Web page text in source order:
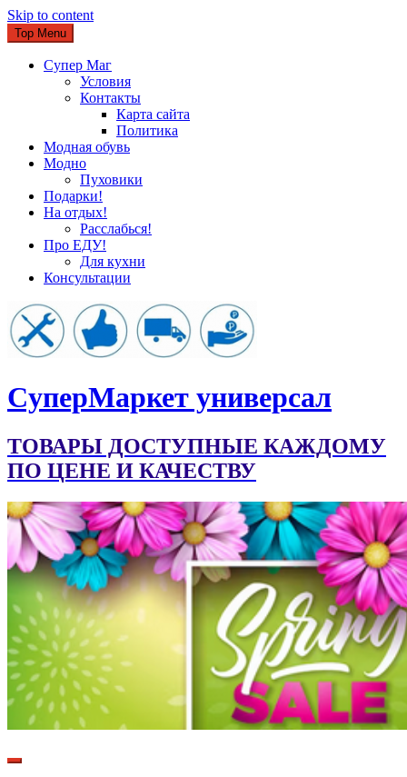
Skip to content
Top Menu
Супер Маг
Условия
Контакты
Карта сайта
Политика
Модная обувь
Модно
Пуховики
Подарки!
На отдых!
Расслабься!
Про ЕДУ!
Для кухни
Консультации
CуперМаркет универсал
ТОВАРЫ ДОСТУПНЫЕ КАЖДОМУ
ПО ЦЕНЕ И КАЧЕСТВУ